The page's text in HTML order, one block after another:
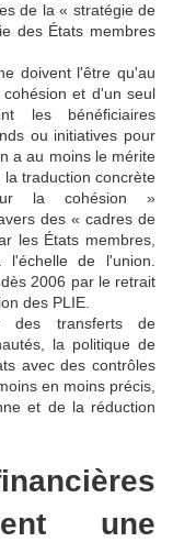
de la « stratégie de
des États membres
doivent l'être qu'au
et d'un seul
les bénéficiaires
ou initiatives pour
a au moins le mérite
traduction concrète
la cohésion »
des « cadres de
les États membres,
de l'union.
2006 par le retrait
des PLIE.
des transferts de
la politique de
avec des contrôles
en moins précis,
et de la réduction
une